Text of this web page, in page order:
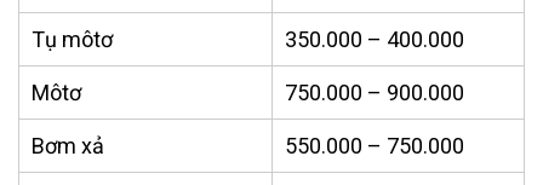
Tụ môtơ 350.000 – 400.000
Môtơ 750.000 – 900.000
Bơm xả 550.000 – 750.000